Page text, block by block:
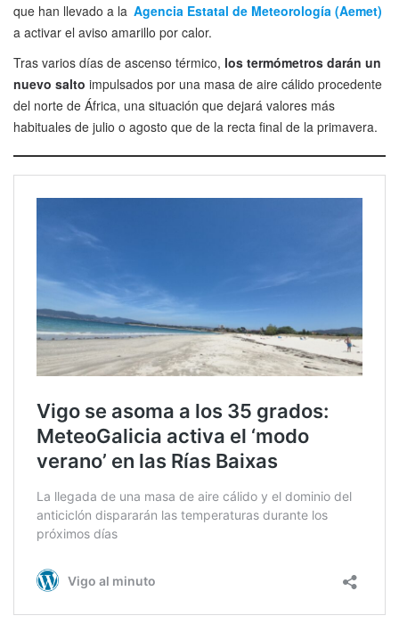
que han llevado a la Agencia Estatal de Meteorología (Aemet)
a activar el aviso amarillo por calor.
Tras varios días de ascenso térmico, los termómetros darán un
nuevo salto impulsados por una masa de aire cálido procedente
del norte de África, una situación que dejará valores más
habituales de julio o agosto que de la recta final de la primavera.